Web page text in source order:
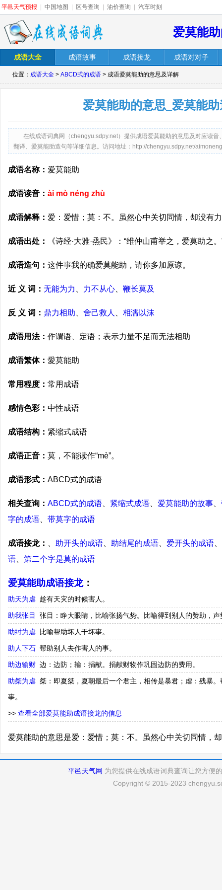
平邑天气预报 中国地图 区号查询 油价查询 汽车时刻
爱莫能
成语大全 成语故事 成语接龙 成语对对子
位置： 成语大全 > ABCD式的成语 > 成语爱莫能助的意思及详解
爱莫能助的意思_爱莫能
在线成语词典网（chengyu.sdpy.net）提供成语爱莫能助的意思及对应读
翻译、爱莫能助造句等详细信息。访问地址：http://chengyu.sdpy.net/
成语名称： 爱莫能助
成语读音： ài mò néng zhù
成语解释： 爱：爱惜；莫：不。虽然心中关切同情，却没有
成语出处： 《诗经·大雅·烝民》：“维仲山甫举之，爱莫助之。
成语造句： 这件事我的确爱莫能助，请你多加原谅。
近 义 词： 无能为力 力不从心 鞭长莫及
反 义 词： 鼎力相助 舍己救人 相濡以沫
成语用法： 作谓语、定语；表示力量不足而无法相助
成语繁体： 愛莫能助
常用程度： 常用成语
感情色彩： 中性成语
成语结构： 紧缩式成语
成语正音： 莫，不能读作“mè”。
成语形式： ABCD式的成语
相关查询： ABCD式的成语 紧缩式成语 爱莫能助的故事
字的成语
带莫字的成语
成语接龙： 助开头的成语 助结尾的成语 爱开头的成语
语
第二个字是莫的成语
爱莫能助成语接龙：
助天为虐 趁有天灾的时候害人。
助我张目 张目：睁大眼睛，比喻张扬气势。比喻得到别人的赞助，
助纣为虐 比喻帮助坏人干坏事。
助人下石 帮助别人去作害人的事。
助边输财 边：边防；输：捐献。捐献财物作巩固边防的费用。
助桀为虐 桀：即夏桀，夏朝最后一个君主，相传是暴君；虐：残暴
事。
>> 查看全部爱莫能助成语接龙的信息
爱莫能助的意思是爱：爱惜；莫：不。虽然心中关切同情，
平邑天气网 为您提供在线成语词典查询让您方便
Copyright © 2015-2023